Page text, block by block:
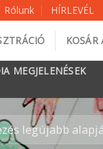
Rólunk HÍRLEVÉL
KOSÁR
MEGJELENÉSEK